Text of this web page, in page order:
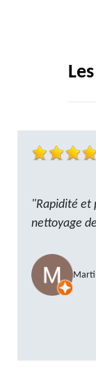
"Rapidité et
nettoyage
nous
GOT. Très